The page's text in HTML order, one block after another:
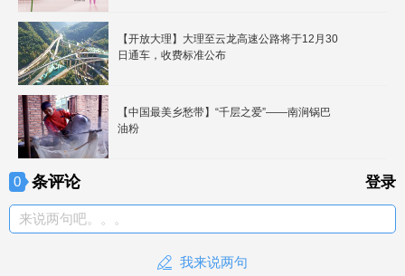
【开放大理】大理至云龙高速公路将于12月30
日通车，收费标准公布
【中国最美乡愁带】“千层之爱”——南涧锅巴
油粉
0 条评论 登录
来说两句吧。。。
我来说两句